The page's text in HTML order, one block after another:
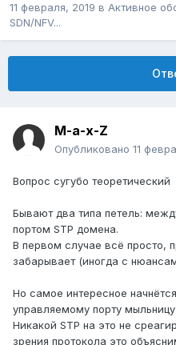
11 февраля, 2019 в Активное
SDN/NFV...
M-a-x-Z
Опубликовано 11
Вопрос сугубо теоретический
Бывают два типа петель:
портом STP домена.
В первом случае всё просто,
забарывает (иногда с
Но самое интересное
управляемому порту
Никакой STP на это не
зрения протокола это